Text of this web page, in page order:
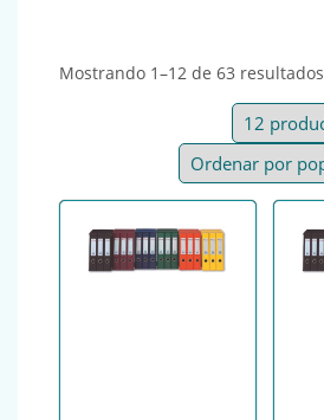
Mostrando 1–12 de 63 resultados